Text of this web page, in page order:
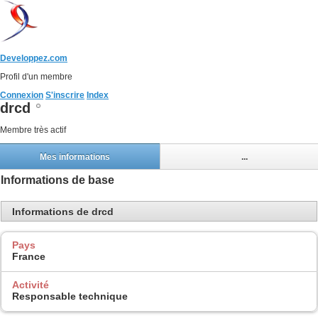
Developpez.com
Profil d'un membre
Connexion S'inscrire Index
drcd
Membre très actif
Mes informations ...
Informations de base
Informations de drcd
Pays
France
Activité
Responsable technique